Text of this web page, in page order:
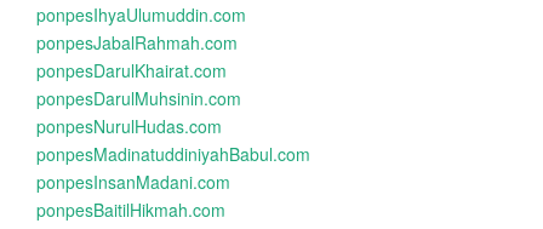
ponpesIhyaUlumuddin.com
ponpesJabalRahmah.com
ponpesDarulKhairat.com
ponpesDarulMuhsinin.com
ponpesNurulHudas.com
ponpesMadinatuddiniyahBabul.com
ponpesInsanMadani.com
ponpesBaitilHikmah.com